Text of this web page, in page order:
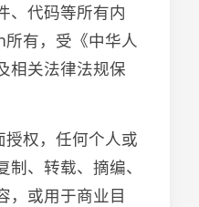
、代码等所有内
有，受《中华人
相关法律法规保
权，任何个人或
、转载、摘编、
，或用于商业目